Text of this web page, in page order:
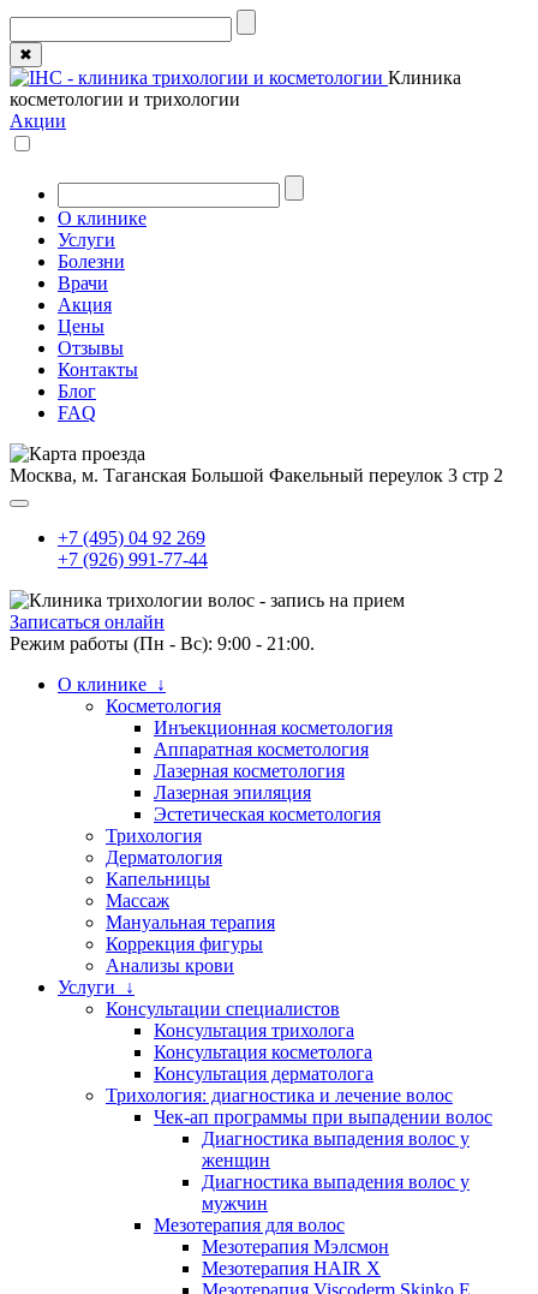
✖
Клиника
косметологии и трихологии
Акции
О клинике
Услуги
Болезни
Врачи
Акция
Цены
Отзывы
Контакты
Блог
FAQ
Москва, м. Таганская Большой Факельный переулок 3 стр 2
+7 (495) 04 92 269
+7 (926) 991-77-44
Записаться онлайн
Режим работы (Пн - Вс): 9:00 - 21:00.
О клинике ↓
Косметология
Инъекционная косметология
Аппаратная косметология
Лазерная косметология
Лазерная эпиляция
Эстетическая косметология
Трихология
Дерматология
Капельницы
Массаж
Мануальная терапия
Коррекция фигуры
Анализы крови
Услуги ↓
Консультации специалистов
Консультация трихолога
Консультация косметолога
Консультация дерматолога
Трихология: диагностика и лечение волос
Чек-ап программы при выпадении волос
Диагностика выпадения волос у
женщин
Диагностика выпадения волос у
мужчин
Мезотерапия для волос
Мезотерапия Мэлсмон
Мезотерапия HAIR X
Мезотерапия Viscoderm Skinko E